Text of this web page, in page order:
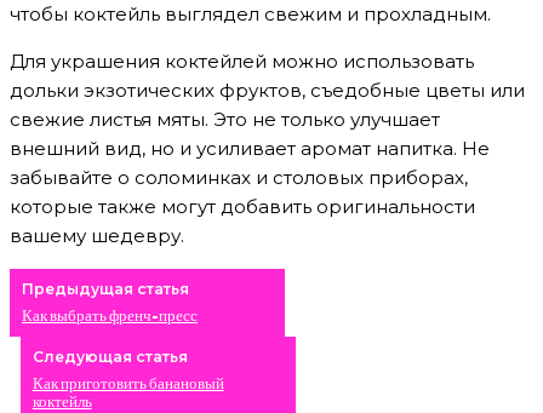
чтобы коктейль выглядел свежим и прохладным.
Для украшения коктейлей можно использовать
дольки экзотических фруктов, съедобные цветы или
свежие листья мяты. Это не только улучшает
внешний вид, но и усиливает аромат напитка. Не
забывайте о соломинках и столовых приборах,
которые также могут добавить оригинальности
вашему шедевру.
Предыдущая статья
Как выбрать френч-пресс
Следующая статья
Как приготовить банановый
коктейль